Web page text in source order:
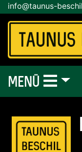
info@taunus-
MENÜ